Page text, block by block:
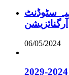
سٹوڈنٹ
آرگنائزیشن
06/05/2024
گلگت بلتستان ترقیاتی منصوبہ 2024-2029